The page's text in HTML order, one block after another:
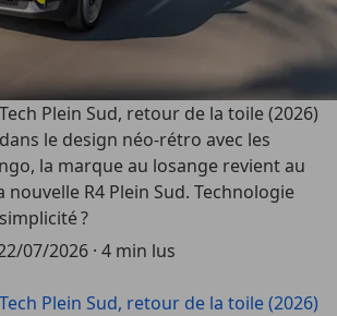
Plein Sud, retour de la toile (2026)
le design néo-rétro avec les
la marque au losange revient au
R4 Plein Sud. Technologie
?
07/2026 · 4 min lus
Plein Sud, retour de la toile (2026)